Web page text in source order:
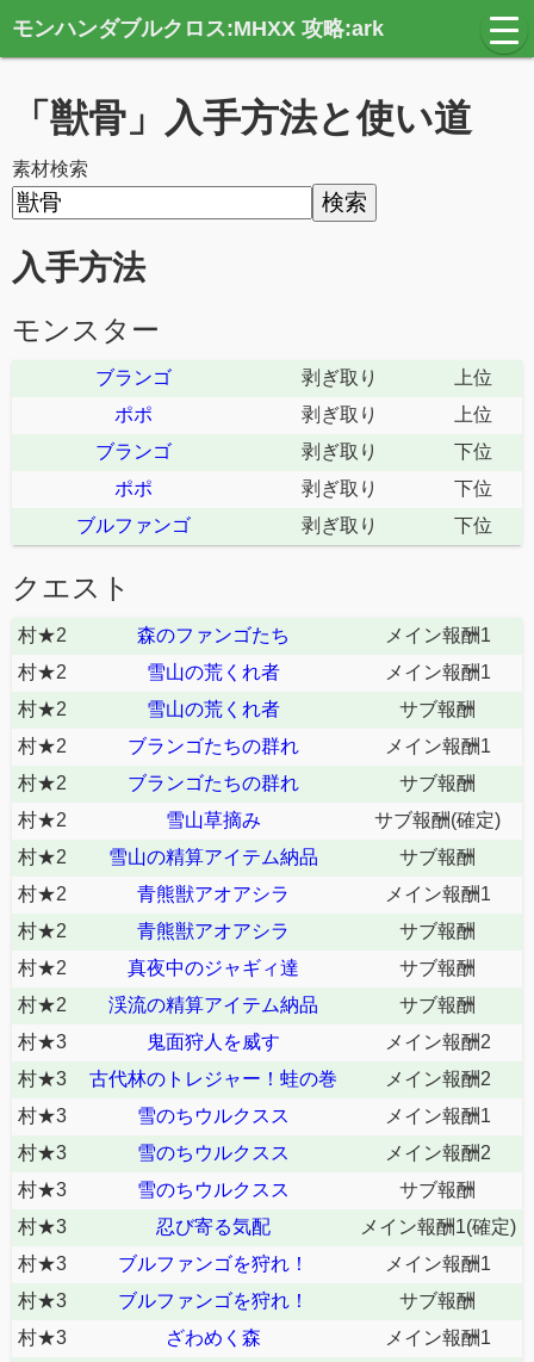
モンハンダブルクロス:MHXX 攻略:ark
t
o
「獣骨」入手方法と使い道
素材検索
入手方法
モンスター
ブランゴ 剥ぎ取り
上位
ポポ
剥ぎ取り
上位
ブランゴ
剥ぎ取り
下位
ポポ
剥ぎ取り
下位
ブルファンゴ
剥ぎ取り 下位
クエスト
村★2 森のファンゴたち
メイン報酬1
村★2
雪山の荒くれ者
メイン報酬1
村★2
雪山の荒くれ者
サブ報酬
村★2
ブランゴたちの群れ
メイン報酬1
村★2
ブランゴたちの群れ
サブ報酬
村★2
雪山草摘み
サブ報酬(確定)
村★2
雪山の精算アイテム納品
サブ報酬
村★2
青熊獣アオアシラ
メイン報酬1
村★2
青熊獣アオアシラ
サブ報酬
村★2
真夜中のジャギィ達
サブ報酬
村★2
渓流の精算アイテム納品
サブ報酬
村★3
鬼面狩人を威す
メイン報酬2
村★3
古代林のトレジャー！蛙の巻
メイン報酬2
村★3
雪のちウルクスス
メイン報酬1
村★3
雪のちウルクスス
メイン報酬2
村★3
雪のちウルクスス
サブ報酬
村★3
忍び寄る気配
メイン報酬1(確定)
村★3
ブルファンゴを狩れ！
メイン報酬1
村★3
ブルファンゴを狩れ！
サブ報酬
村★3
ざわめく森
メイン報酬1